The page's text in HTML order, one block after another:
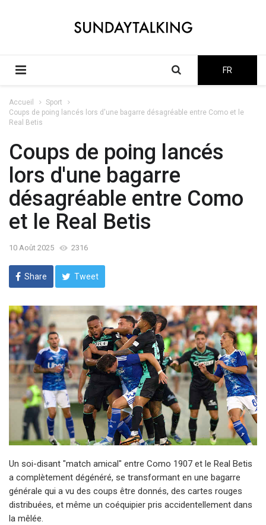
FR
Accueil
Sport
Coups de poing lancés lors d'une bagarre désagréable entre Como et le
Real Betis
Coups de poing lancés
lors d'une bagarre
désagréable entre Como
et le Real Betis
10 Août 2025 2316
Share Tweet
Un soi-disant "match amical" entre Como 1907 et le Real Betis
a complètement dégénéré, se transformant en une bagarre
générale qui a vu des coups être donnés, des cartes rouges
distribuées, et même un coéquipier pris accidentellement dans
la mêlée.